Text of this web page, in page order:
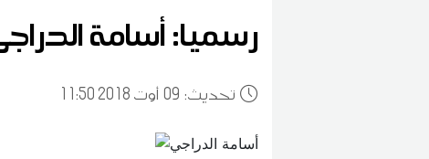
رسميا: أسامة
:تحديث 0911:50 2018 أوت